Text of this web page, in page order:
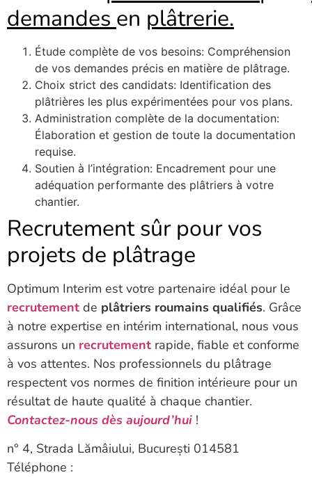
demandes en plâtrerie.
Étude complète de vos besoins: Compréhension
de vos demandes précis en matière de plâtrage.
Choix strict des candidats: Identification des
plâtrières les plus expérimentées pour vos plans.
Administration complète de la documentation:
Élaboration et gestion de toute la documentation
requise.
Soutien à l’intégration: Encadrement pour une
adéquation performante des plâtriers à votre
chantier.
Recrutement sûr pour vos
projets de plâtrage
Optimum Interim est votre partenaire idéal pour le
recrutement de plâtriers roumains qualifiés. Grâce
à notre expertise en intérim international, nous vous
assurons un recrutement rapide, fiable et conforme
à vos attentes. Nos professionnels du plâtrage
respectent vos normes de finition intérieure pour un
résultat de haute qualité à chaque chantier.
Contactez-nous dès aujourd’hui !
n° 4, Strada Lămâiului, București 014581
Téléphone :